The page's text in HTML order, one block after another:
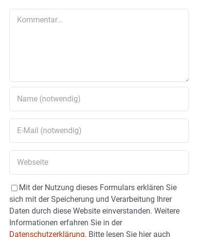
Mit der Nutzung dieses Formulars erklären Sie
sich mit der Speicherung und Verarbeitung Ihrer
Daten durch diese Website einverstanden. Weitere
Informationen erfahren Sie in der
Datenschutzerklärung. Bitte lesen Sie hier auch